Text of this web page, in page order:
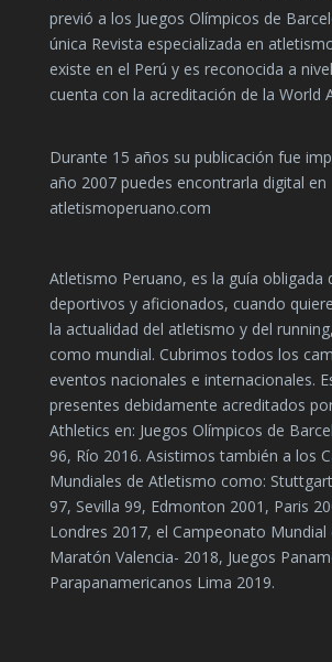
previó a los Juegos Olímpicos de
única Revista especializada en
existe en el Perú y es reconocida a
cuenta con la acreditación de la World
Durante 15 años su publicación fue
año 2007 puedes encontrarla digital en
atletismoperuano.com
Atletismo Peruano, es la guía obligada
deportivos y aficionados, cuando
la actualidad del atletismo y del
como mundial. Cubrimos todos los
eventos nacionales e internacionales.
presentes debidamente acreditados
Athletics en: Juegos Olímpicos de
96, Río 2016. Asistimos también a los
Mundiales de Atletismo como:
97, Sevilla 99, Edmonton 2001, Paris
Londres 2017, el Campeonato Mundial
Maratón Valencia- 2018, Juegos
Parapanamericanos Lima 2019.